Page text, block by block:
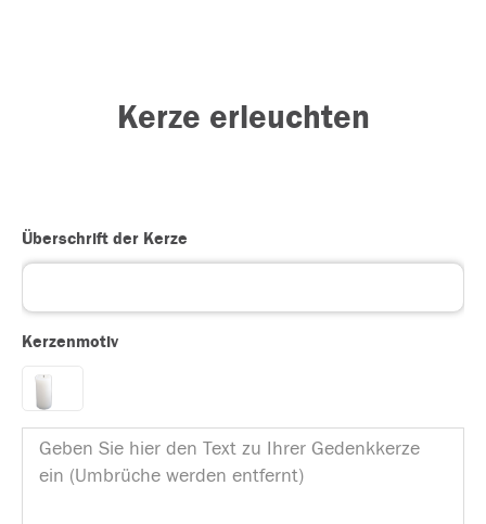
Kerze erleuchten
Überschrift der Kerze
Kerzenmotiv